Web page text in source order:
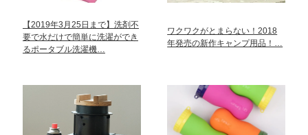
【2019年3月25日まで】洗剤不
要で水だけで簡単に洗濯ができ
るポータブル洗濯機…
ワクワクがとまらない！2018
年発売の新作キャンプ用品！…